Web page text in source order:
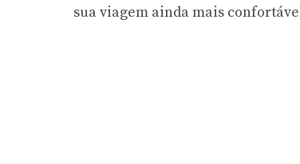
sua viagem ainda mais